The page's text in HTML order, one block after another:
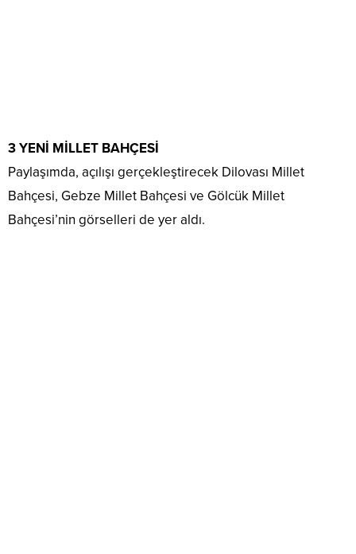
3 YENİ MİLLET BAHÇESİ
Paylaşımda, açılışı gerçekleştirecek Dilovası Millet
Bahçesi, Gebze Millet Bahçesi ve Gölcük Millet
Bahçesi’nin görselleri de yer aldı.